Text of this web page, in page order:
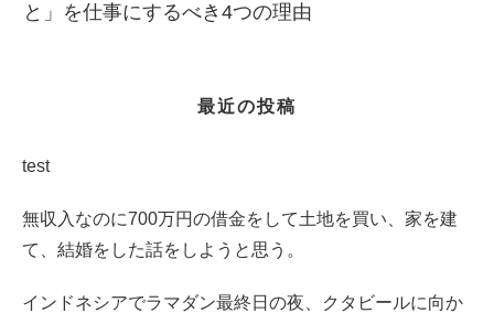
と」を仕事にするべき4つの理由
最近の投稿
test
無収入なのに700万円の借金をして土地を買い、家を建
て、結婚をした話をしようと思う。
インドネシアでラマダン最終日の夜、クタビールに向か